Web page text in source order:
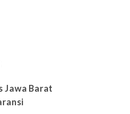
Jawa Barat